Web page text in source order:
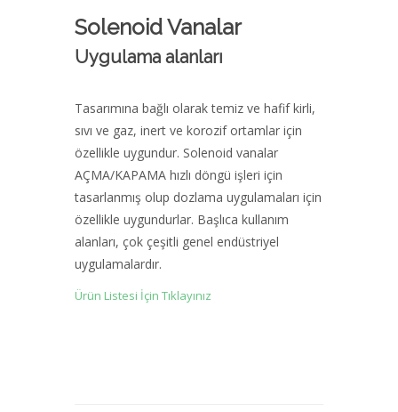
Solenoid Vanalar
Uygulama alanları
Tasarımına bağlı olarak temiz ve hafif kirli,
sıvı ve gaz, inert ve korozif ortamlar için
özellikle uygundur. Solenoid vanalar
AÇMA/KAPAMA hızlı döngü işleri için
tasarlanmış olup dozlama uygulamaları için
özellikle uygundurlar. Başlıca kullanım
alanları, çok çeşitli genel endüstriyel
uygulamalardır.
Ürün Listesi İçin Tıklayınız